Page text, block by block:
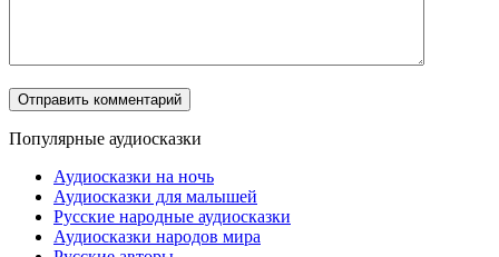
Популярные аудиосказки
Аудиосказки на ночь
Аудиосказки для малышей
Русские народные аудиосказки
Аудиосказки народов мира